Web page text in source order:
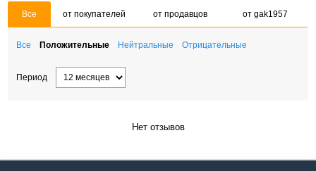
Все от покупателей от продавцов от gak1957
Все Положительные Нейтральные Отрицательные
Период
Нет отзывов